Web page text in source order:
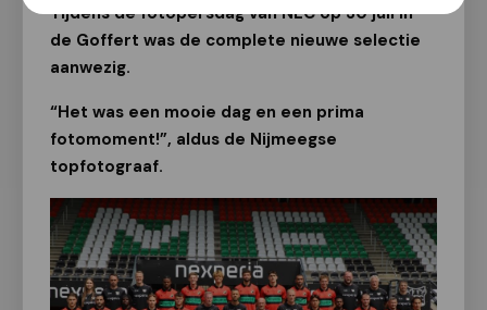
Tijdens de fotopersdag van NEC op 30 juli in
de Goffert was de complete nieuwe selectie
aanwezig.
“Het was een mooie dag en een prima
fotomoment!”, aldus de Nijmeegse
topfotograaf.